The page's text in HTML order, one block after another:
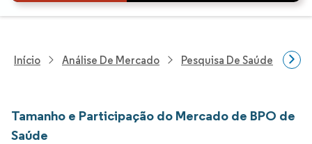
Início Análise De Mercado Pesquisa De Saúde
Tamanho e Participação do Mercado de BPO de
Saúde